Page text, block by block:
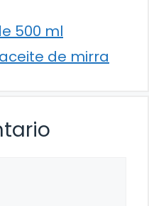
500 ml
de mirra